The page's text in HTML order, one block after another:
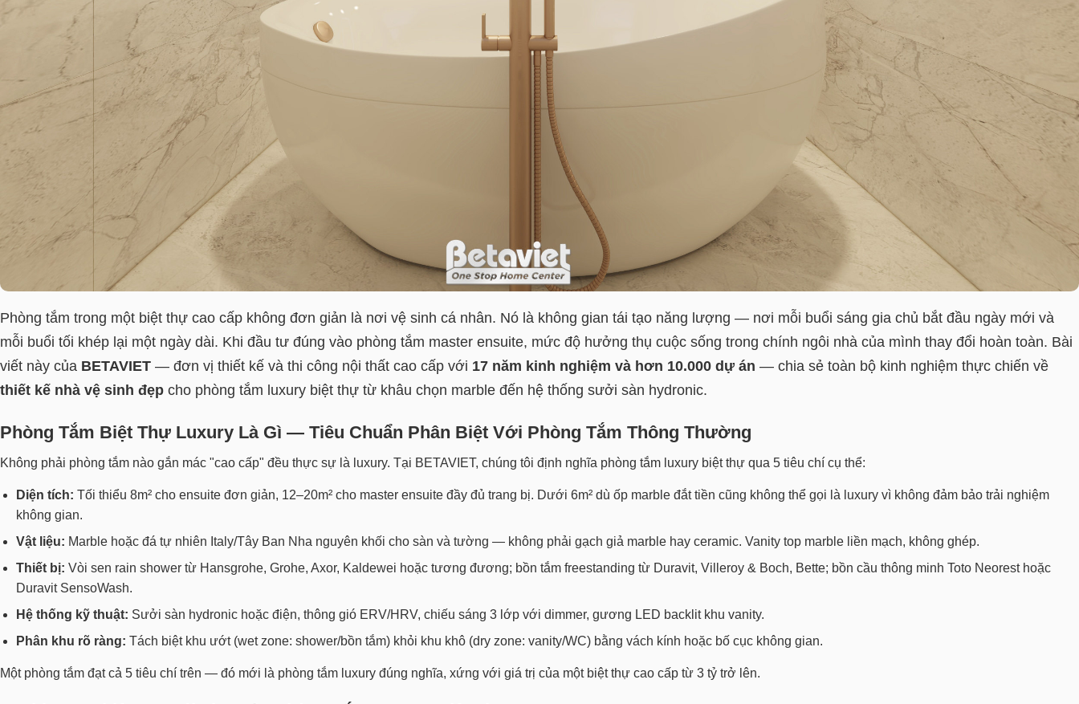
Phòng tắm trong một biệt thự cao cấp không đơn giản là nơi vệ sinh cá nhân. Nó là không gian tái tạo năng lượng — nơi mỗi buổi sáng gia chủ bắt đầu ngày mới và
mỗi buổi tối khép lại một ngày dài. Khi đầu tư đúng vào phòng tắm master ensuite, mức độ hưởng thụ cuộc sống trong chính ngôi nhà của mình thay đổi hoàn toàn. Bài
viết này của BETAVIET — đơn vị thiết kế và thi công nội thất cao cấp với 17 năm kinh nghiệm và hơn 10.000 dự án — chia sẻ toàn bộ kinh nghiệm thực chiến về
thiết kế nhà vệ sinh đẹp cho phòng tắm luxury biệt thự từ khâu chọn marble đến hệ thống sưởi sàn hydronic.
Phòng Tắm Biệt Thự Luxury Là Gì — Tiêu Chuẩn Phân Biệt Với Phòng Tắm Thông Thường
Không phải phòng tắm nào gắn mác "cao cấp" đều thực sự là luxury. Tại BETAVIET, chúng tôi định nghĩa phòng tắm luxury biệt thự qua 5 tiêu chí cụ thể:
Diện tích: Tối thiểu 8m² cho ensuite đơn giản, 12–20m² cho master ensuite đầy đủ trang bị. Dưới 6m² dù ốp marble đắt tiền cũng không thể gọi là luxury vì không đảm bảo trải nghiệm
không gian.
Vật liệu: Marble hoặc đá tự nhiên Italy/Tây Ban Nha nguyên khối cho sàn và tường — không phải gạch giả marble hay ceramic. Vanity top marble liền mạch, không ghép.
Thiết bị: Vòi sen rain shower từ Hansgrohe, Grohe, Axor, Kaldewei hoặc tương đương; bồn tắm freestanding từ Duravit, Villeroy & Boch, Bette; bồn cầu thông minh Toto Neorest hoặc
Duravit SensoWash.
Hệ thống kỹ thuật: Sưởi sàn hydronic hoặc điện, thông gió ERV/HRV, chiếu sáng 3 lớp với dimmer, gương LED backlit khu vanity.
Phân khu rõ ràng: Tách biệt khu ướt (wet zone: shower/bồn tắm) khỏi khu khô (dry zone: vanity/WC) bằng vách kính hoặc bố cục không gian.
Một phòng tắm đạt cả 5 tiêu chí trên — đó mới là phòng tắm luxury đúng nghĩa, xứng với giá trị của một biệt thự cao cấp từ 3 tỷ trở lên.